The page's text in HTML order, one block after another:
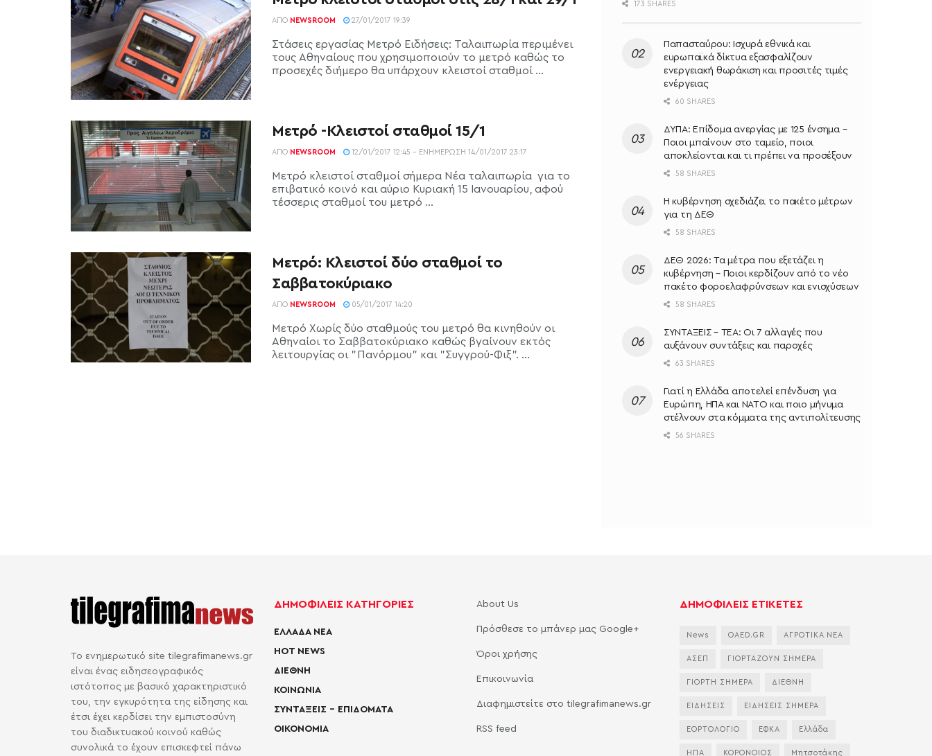
ΑΠΌ NEWSROOM 27/01/2017 19:39
Στάσεις εργασίας Μετρό Ειδήσεις: Ταλαιπωρία περιμένει
τους Αθηναίους που χρησιμοποιούν το μετρό καθώς το
προσεχές διήμερο θα υπάρχουν κλειστοί σταθμοί ...
Μετρό -Κλειστοί σταθμοί 15/1
ΑΠΌ NEWSROOM 12/01/2017 12:45 - ΕΝΗΜΈΡΩΣΗ 14/01/2017 23:17
Μετρό κλειστοί σταθμοί σήμερα Νέα ταλαιπωρία για το
επιβατικό κοινό και αύριο Κυριακή 15 Ιανουαρίου, αφού
τέσσερις σταθμοί του μετρό ...
Μετρό: Κλειστοί δύο σταθμοί το
Σαββατοκύριακο
ΑΠΌ NEWSROOM 05/01/2017 14:20
Μετρό Χωρίς δύο σταθμούς του μετρό θα κινηθούν οι
Αθηναίοι το Σαββατοκύριακο καθώς βγαίνουν εκτός
λειτουργίας οι "Πανόρμου" και "Συγγρού-Φιξ". ...
173 SHARES
Παπασταύρου: Ισχυρά εθνικά και
ευρωπαϊκά δίκτυα εξασφαλίζουν
ενεργειακή θωράκιση και προσιτές τιμές
ενέργειας
60 SHARES
ΔΥΠΑ: Επίδομα ανεργίας με 125 ένσημα –
Ποιοι μπαίνουν στο ταμείο, ποιοι
αποκλείονται και τι πρέπει να προσέξουν
58 SHARES
Η κυβέρνηση σχεδιάζει το πακέτο μέτρων
για τη ΔΕΘ
58 SHARES
ΔΕΘ 2026: Τα μέτρα που εξετάζει η
κυβέρνηση – Ποιοι κερδίζουν από το νέο
πακέτο φοροελαφρύνσεων και ενισχύσεων
58 SHARES
ΣΥΝΤΑΞΕΙΣ – ΤΕΑ: Οι 7 αλλαγές που
αυξάνουν συντάξεις και παροχές
63 SHARES
Γιατί η Ελλάδα αποτελεί επένδυση για
Ευρώπη, ΗΠΑ και ΝΑΤΟ και ποιο μήνυμα
στέλνουν στα κόμματα της αντιπολίτευσης
56 SHARES
Το ενημερωτικό site tilegrafimanews.gr
είναι ένας ειδησεογραφικός
ιστότοπος με βασικό χαρακτηριστικό
του, την εγκυρότητα της είδησης και
έτσι έχει κερδίσει την εμπιστοσύνη
του διαδικτυακού κοινού καθώς
συνολικά το έχουν επισκεφτεί πάνω
ΔΗΜΟΦΙΛΕΙΣ ΚΑΤΗΓΟΡΙΕΣ
ΕΛΛΑΔΑ ΝΕΑ
HOT NEWS
ΔΙΕΘΝΗ
ΚΟΙΝΩΝΙΑ
ΣΥΝΤΑΞΕΙΣ – ΕΠΙΔΟΜΑΤΑ
ΟΙΚΟΝΟΜΙΑ
About Us
Πρόσθεσε το μπάνερ μας Google+
Όροι χρήσης
Επικοινωνία
Διαφημιστείτε στο tilegrafimanews.gr
RSS feed
ΔΗΜΟΦΙΛΕΙΣ ΕΤΙΚΕΤΕΣ
News OAED.GR ΑΓΡΟΤΙΚΑ ΝΕΑ
ΑΣΕΠ ΓΙΟΡΤΑΖΟΥΝ ΣΗΜΕΡΑ
ΓΙΟΡΤΗ ΣΗΜΕΡΑ ΔΙΕΘΝΗ
ΕΙΔΗΣΕΙΣ ΕΙΔΗΣΕΙΣ ΣΗΜΕΡΑ
ΕΟΡΤΟΛΟΓΙΟ ΕΦΚΑ Ελλάδα
ΗΠΑ ΚΟΡΟΝΟΙΟΣ Μητσοτάκης